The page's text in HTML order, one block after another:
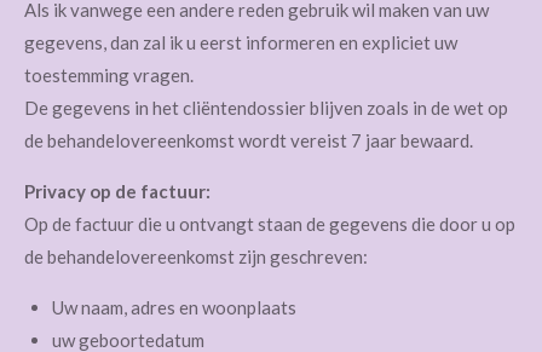
Als ik vanwege een andere reden gebruik wil maken van uw
gegevens, dan zal ik u eerst informeren en expliciet uw
toestemming vragen.
De gegevens in het cliëntendossier blijven zoals in de wet op
de behandelovereenkomst wordt vereist 7 jaar bewaard.
Privacy op de factuur:
Op de factuur die u ontvangt staan de gegevens die door u op
de behandelovereenkomst zijn geschreven:
Uw naam, adres en woonplaats
uw geboortedatum